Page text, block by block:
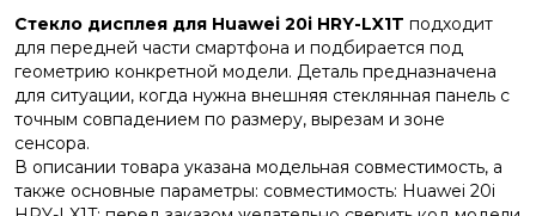
Стекло дисплея для Huawei 20i HRY-LX1T подходит
для передней части смартфона и подбирается под
геометрию конкретной модели. Деталь предназначена
для ситуации, когда нужна внешняя стеклянная панель с
точным совпадением по размеру, вырезам и зоне
сенсора.
В описании товара указана модельная совместимость, а
также основные параметры: совместимость: Huawei 20i